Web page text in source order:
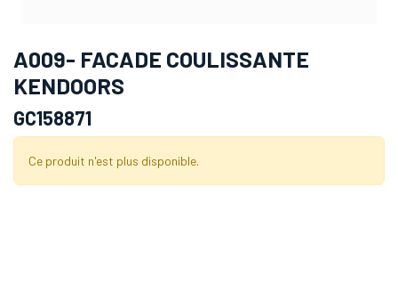
A009- FACADE COULISSANTE
KENDOORS
GC158871
Ce produit n'est plus disponible.